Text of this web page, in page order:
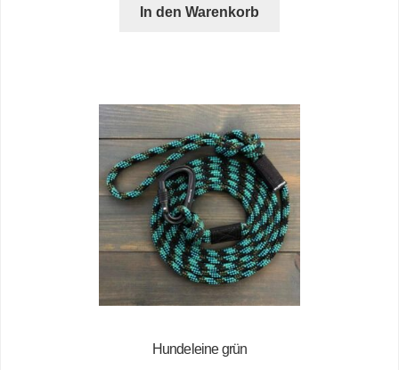
In den Warenkorb
Hundeleine grün